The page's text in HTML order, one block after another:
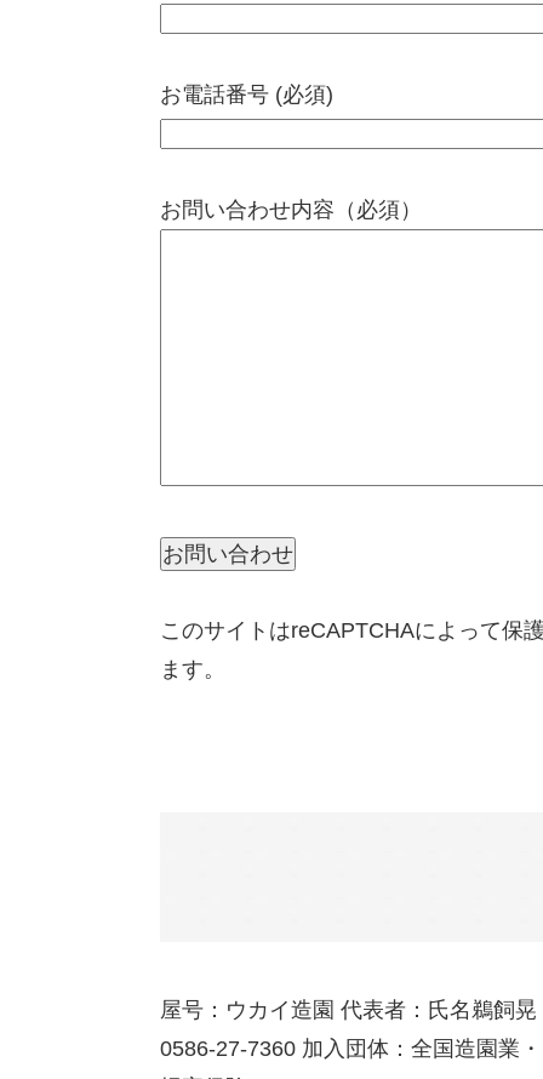
お電話番号 (必須)
お問い合わせ内容（必須）
このサイトはreCAPTCHAによって保
ます。
屋号：ウカイ造園 代表者：氏名鵜飼
0586-27-7360 加入団体：全国造園業